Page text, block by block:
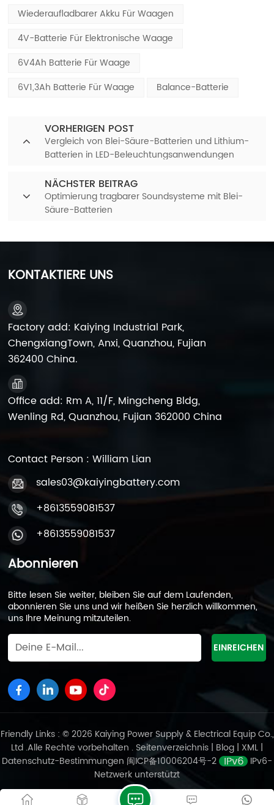
Wiederaufladbarer Akku Für Waagen
4V-Batterie Für Elektronische Waage
6V4Ah Batterie Für Waage
6V1,3Ah Batterie Für Waage
Balance-Batterie
VORHERIGEN POST
Vergleich von Blei-Säure-Batterien und Lithium-
Batterien in LED-Beleuchtungsanwendungen
NÄCHSTER BEITRAG
Optimierung tragbarer Soundsysteme mit Blei-
Säure-Batterien
KONTAKTIERE UNS
Factory add: Kaiying Industrial Park,
ChengxiangTown, Anxi, Quanzhou, Fujian
362400 China.
Office add: Rm A, 11/F, Mingcheng Bldg,
Wenling Rd, Quanzhou, Fujian 362000 China
Contact Person : William Lian
sales03@kaiyingbattery.com
+8613559081537
+8613559081537
Abonnieren
Bitte lesen Sie weiter, bleiben Sie auf dem Laufenden,
abonnieren Sie uns und wir heißen Sie herzlich willkommen,
uns Ihre Meinung mitzuteilen.
Friendly Links : © 2026 Kaiying Power Supply & Electrical Equip Co.,
Ltd .Alle Rechte vorbehalten . Seitenverzeichnis | Blog | XML |
Datenschutz-Bestimmungen 闽ICP备10006204号-2
IPv6-
Netzwerk unterstützt